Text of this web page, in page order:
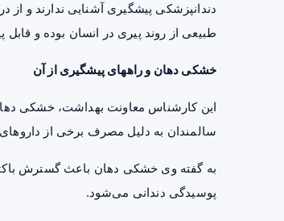
دندانپزشکی پیشگیری آشنایی ندارند و از
طبیعی از روند پیری در انسان بوده و
خشکی دهان و راههای پیشگیری از آن
این کارشناس معاونت بهداشت، خشکی
سالمندان به دلیل مصرف برخی از
به گفته وی خشکی دهان باعث گسترش
پوسیدگی دندانی می‌شود.